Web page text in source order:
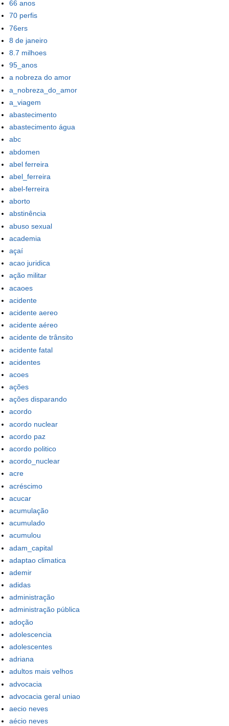
66 anos
70 perfis
76ers
8 de janeiro
8.7 milhoes
95_anos
a nobreza do amor
a_nobreza_do_amor
a_viagem
abastecimento
abastecimento água
abc
abdomen
abel ferreira
abel_ferreira
abel-ferreira
aborto
abstinência
abuso sexual
academia
açaí
acao juridica
ação militar
acaoes
acidente
acidente aereo
acidente aéreo
acidente de trânsito
acidente fatal
acidentes
acoes
ações
ações disparando
acordo
acordo nuclear
acordo paz
acordo politico
acordo_nuclear
acre
acréscimo
acucar
acumulação
acumulado
acumulou
adam_capital
adaptao climatica
ademir
adidas
administração
administração pública
adoção
adolescencia
adolescentes
adriana
adultos mais velhos
advocacia
advocacia geral uniao
aecio neves
aécio neves